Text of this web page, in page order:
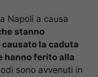
Napoli a causa
stanno
la caduta
hanno ferito alla
sono avvenuti in